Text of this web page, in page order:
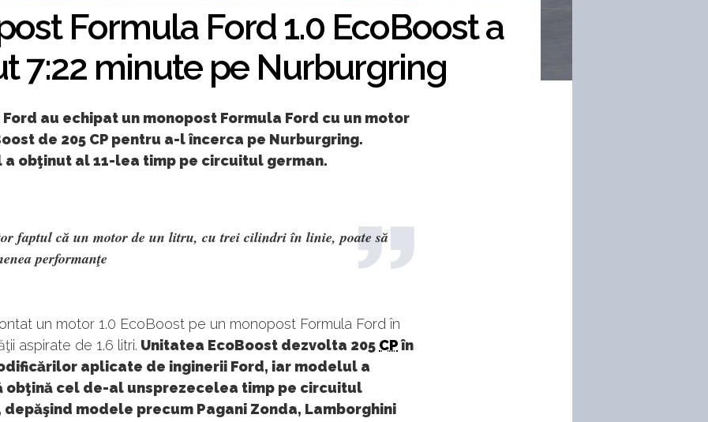
Formula Ford 1.0 EcoBoost a
7:22 minute pe Nurburgring
au echipat un monopost Formula Ford cu un motor
de 205 CP pentru a-l încerca pe Nurburgring.
a obţinut al 11-lea timp pe circuitul german.
faptul că un motor de un litru, cu trei cilindri în linie, poate să
performanţe
un motor 1.0 EcoBoost pe un monopost Formula Ford în
aspirate de 1.6 litri. Unitatea EcoBoost dezvolta 205 CPîn
aplicate de inginerii Ford, iar modelul a
obţină cel de-al unsprezecelea timp pe circuitul
depăşind modele precum Pagani Zonda, Lamborghini